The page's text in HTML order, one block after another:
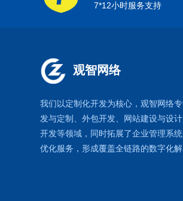
7*12小时服务支持
观智网络
我们以定制化开发为核心，观智网络
发与定制、外包开发、 网站建设与设
开发等领域，同时拓展了企业管理系统
优化服务，形成覆盖全链路的数字化解